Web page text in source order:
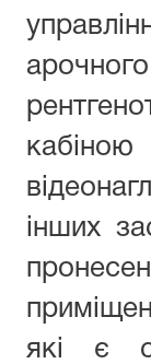
кабіною
інших
які є